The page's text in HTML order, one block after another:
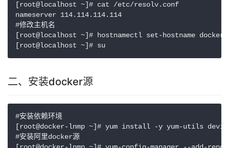
[root@localhost ~]# cat /etc/resolv.conf
nameserver 114.114.114.114
#修改主机名
[root@localhost ~]# hostnamectl set-hostname docker-
二、安装docker源
#安装依赖环境
[root@docker-lnmp ~]# yum install -y yum-utils
#安装阿里docker源